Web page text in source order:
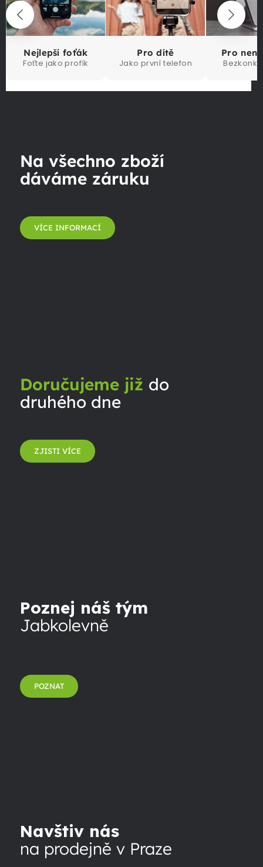
Nejlepší foťák
Foťte jako profík
Pro dítě
Jako první telefon
Pro
Na všechno zboží
dáváme záruku
VÍCE INFORMACÍ
Doručujeme již do
druhého dne
ZJISTI VÍCE
Poznej náš tým
Jabkolevně
POZNAT
Navštiv nás
na prodejně v Praze